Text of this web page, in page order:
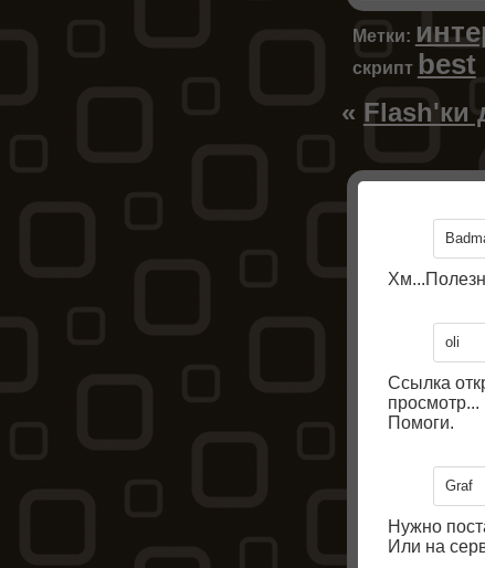
Метки:
скрипт best
« Flash'ки
oli
Ссылка
просмотр...
Помоги.
Graf
Нужно
Или на